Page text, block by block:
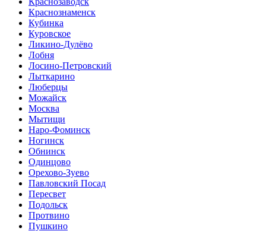
Краснознаменск
Кубинка
Куровское
Ликино-Дулёво
Лобня
Лосино-Петровский
Лыткарино
Люберцы
Можайск
Москва
Мытищи
Наро-Фоминск
Ногинск
Обнинск
Одинцово
Орехово-Зуево
Павловский Посад
Пересвет
Подольск
Протвино
Пушкино